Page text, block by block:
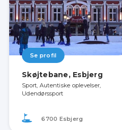
Se profil
Skøjtebane, Esbjerg
Sport, Autentiske oplevelser,
Udendørssport
6700 Esbjerg